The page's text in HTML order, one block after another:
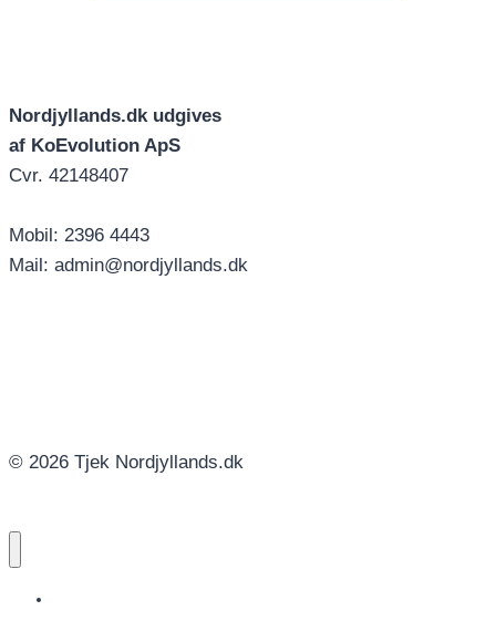
Nordjyllands.dk udgives
af KoEvolution ApS
Cvr. 42148407
Mobil: 2396 4443
Mail: admin@nordjyllands.dk
© 2026 Tjek Nordjyllands.dk